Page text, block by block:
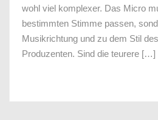
wohl viel komplexer. Das Micro
bestimmten Stimme passen,
Musikrichtung und zu dem Stil
Produzenten. Sind die teurere […]